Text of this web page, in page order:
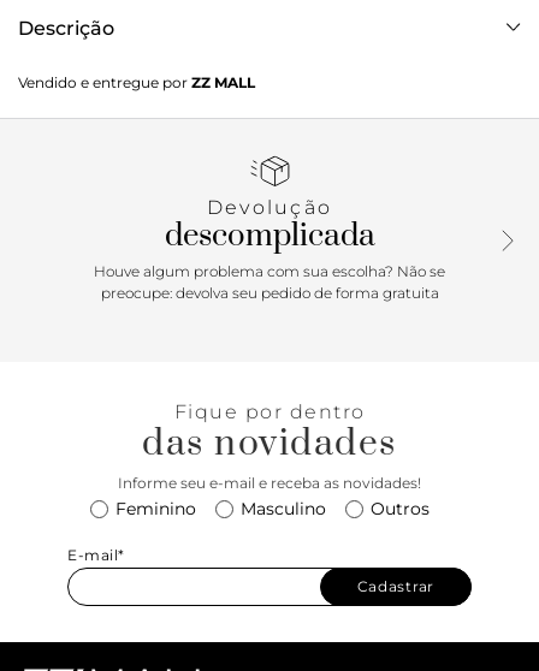
Descrição
Vendido e entregue por ZZ MALL
Devolução
descomplicada
Houve algum problema com sua escolha? Não se
preocupe: devolva seu pedido de forma gratuita
Fique por dentro
das novidades
Informe seu e-mail e receba as novidades!
Feminino Masculino Outros
E-mail*
Cadastrar